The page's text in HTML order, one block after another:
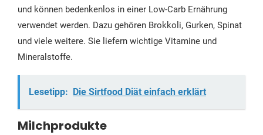
und können bedenkenlos in einer Low-Carb Ernährung
verwendet werden. Dazu gehören Brokkoli, Gurken, Spinat
und viele weitere. Sie liefern wichtige Vitamine und
Mineralstoffe.
Lesetipp: Die Sirtfood Diät einfach erklärt
Milchprodukte